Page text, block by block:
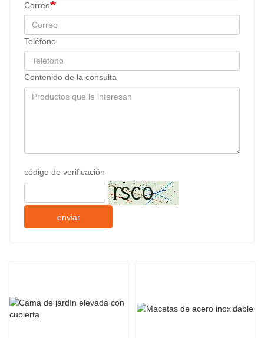
Correo
Teléfono
Contenido de la consulta
código de verificación
enviar